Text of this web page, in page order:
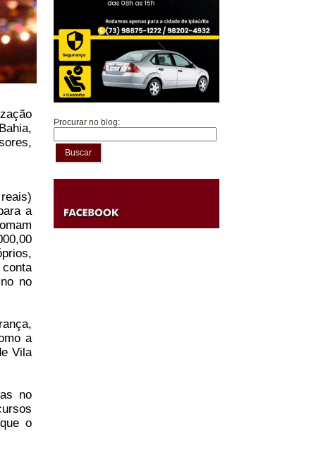
a
no
a
Vila
no
o
Procurar no blog:
Buscar